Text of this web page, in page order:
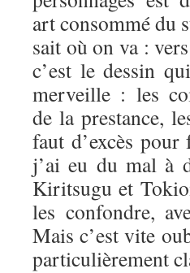
art consommé du
sait où on va :
c’est le dessin
merveille : les
de la prestance,
faut d’excès
j’ai eu du mal à
Kiritsugu et
les confondre,
Mais c’est vite
particulièrement